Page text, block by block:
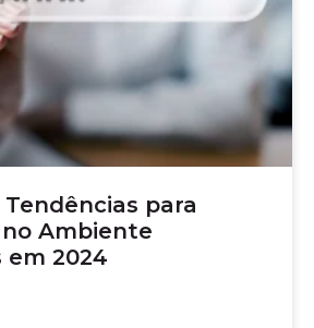
Tendências para
Ambiente
em 2024